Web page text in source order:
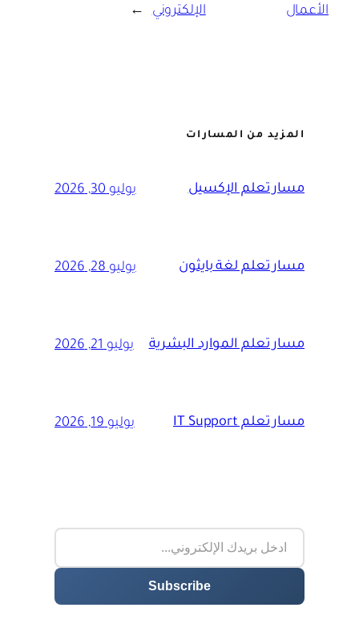
الأعمال
الإلكتروني
→
المزيد من المسارات
مسار تعلم الإكسيل يوليو 30, 2026
مسار تعلم لغة بايثون يوليو 28, 2026
مسار تعلم الموارد البشرية يوليو 21, 2026
مسار تعلم IT Support يوليو 19, 2026